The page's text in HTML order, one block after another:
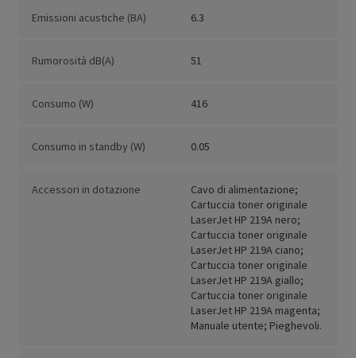
Emissioni acustiche (BA) 6.3
Rumorosità dB(A) 51
Consumo (W) 416
Consumo in standby (W) 0.05
Accessori in dotazione
Cavo di alimentazione;
Cartuccia toner originale
LaserJet HP 219A nero;
Cartuccia toner originale
LaserJet HP 219A ciano;
Cartuccia toner originale
LaserJet HP 219A giallo;
Cartuccia toner originale
LaserJet HP 219A magenta;
Manuale utente; Pieghevoli.